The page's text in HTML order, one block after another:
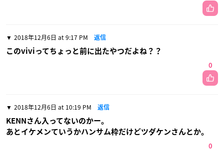
2018年12月6日 at 9:17 PM 返信
このviviってちょっと前に出たやつだよね？？
0
2018年12月6日 at 10:19 PM 返信
KENNさん入ってないのかー。
あとイケメンていうかハンサム枠だけどツダケンさんとか。
0